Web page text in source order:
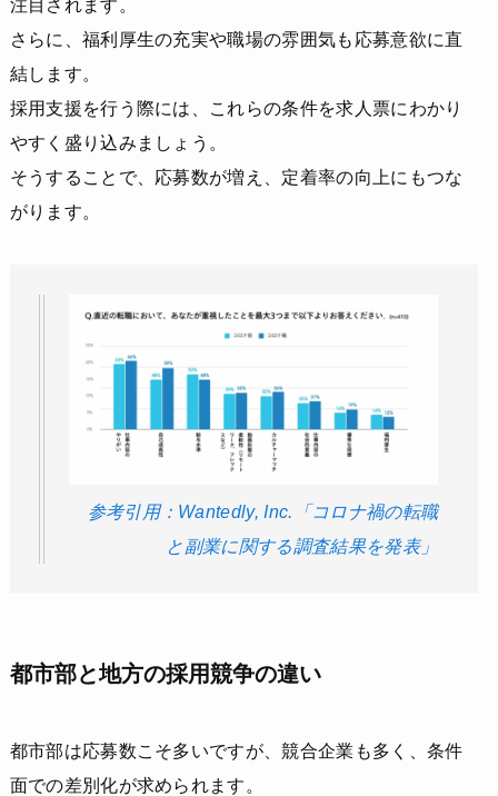
注目されます。
さらに、福利厚生の充実や職場の雰囲気も応募意欲に直
結します。
採用支援を行う際には、これらの条件を求人票にわかり
やすく盛り込みましょう。
そうすることで、応募数が増え、定着率の向上にもつな
がります。
参考引用：Wantedly, Inc.「コロナ禍の転職
と副業に関する調査結果を発表」
都市部と地方の採用競争の違い
都市部は応募数こそ多いですが、競合企業も多く、条件
面での差別化が求められます。